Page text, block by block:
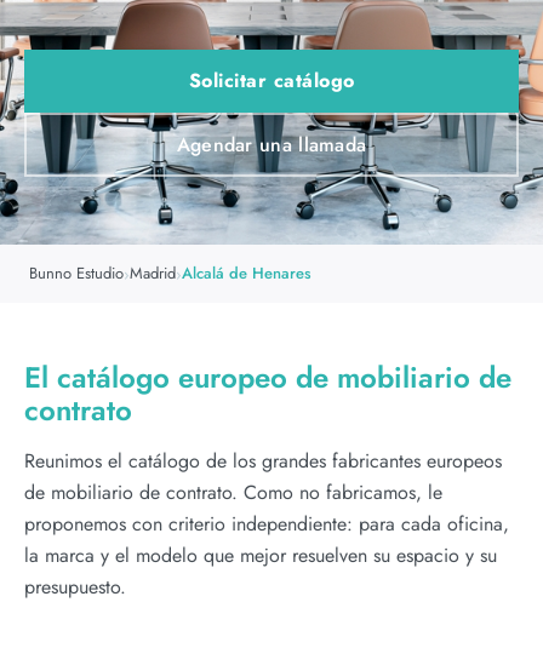
Solicitar catálogo
Agendar una llamada
Bunno Estudio›Madrid›Alcalá de Henares
El catálogo europeo de mobiliario de
contrato
Reunimos el catálogo de los grandes fabricantes europeos
de mobiliario de contrato. Como no fabricamos, le
proponemos con criterio independiente: para cada oficina,
la marca y el modelo que mejor resuelven su espacio y su
presupuesto.